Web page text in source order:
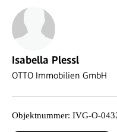
Isabella Plessl
OTTO Immobilien GmbH
Objektnummer: IVG-O-